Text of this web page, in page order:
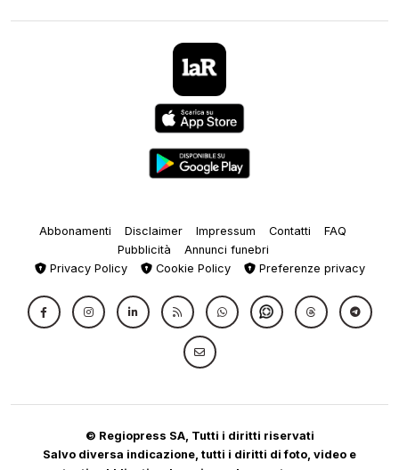
Abbonamenti Disclaimer Impressum Contatti
FAQ
Pubblicità
Annunci funebri
Privacy Policy
Cookie Policy Preferenze privacy
© Regiopress SA, Tutti i diritti riservati
Salvo diversa indicazione, tutti i diritti di foto, video e